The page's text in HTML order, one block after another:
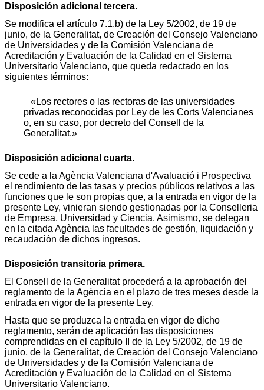
Disposición adicional tercera.
Se modifica el artículo 7.1.b) de la Ley 5/2002, de 19 de
junio, de la Generalitat, de Creación del Consejo Valenciano
de Universidades y de la Comisión Valenciana de
Acreditación y Evaluación de la Calidad en el Sistema
Universitario Valenciano, que queda redactado en los
siguientes términos:
«Los rectores o las rectoras de las universidades
privadas reconocidas por Ley de les Corts Valencianes
o, en su caso, por decreto del Consell de la
Generalitat.»
Disposición adicional cuarta.
Se cede a la Agència Valenciana d'Avaluació i Prospectiva
el rendimiento de las tasas y precios públicos relativos a las
funciones que le son propias que, a la entrada en vigor de la
presente Ley, vinieran siendo gestionadas por la Conselleria
de Empresa, Universidad y Ciencia. Asimismo, se delegan
en la citada Agència las facultades de gestión, liquidación y
recaudación de dichos ingresos.
Disposición transitoria primera.
El Consell de la Generalitat procederá a la aprobación del
reglamento de la Agència en el plazo de tres meses desde la
entrada en vigor de la presente Ley.
Hasta que se produzca la entrada en vigor de dicho
reglamento, serán de aplicación las disposiciones
comprendidas en el capítulo II de la Ley 5/2002, de 19 de
junio, de la Generalitat, de Creación del Consejo Valenciano
de Universidades y de la Comisión Valenciana de
Acreditación y Evaluación de la Calidad en el Sistema
Universitario Valenciano.